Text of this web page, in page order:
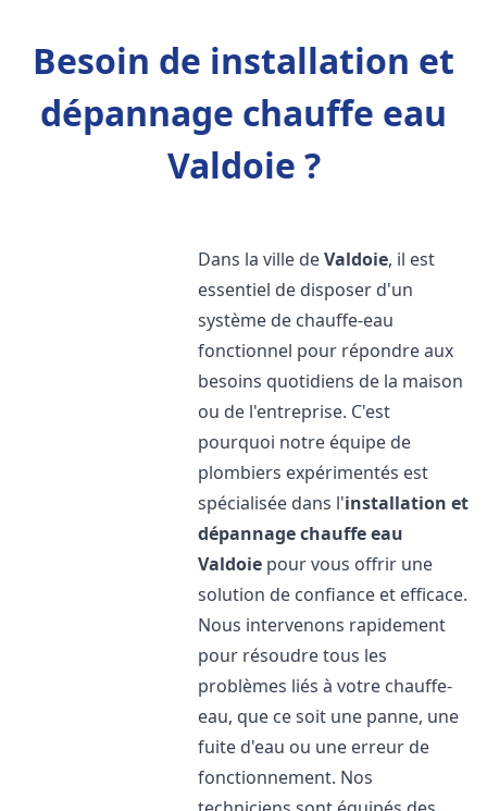
Besoin de installation et
dépannage chauffe eau
Valdoie ?
Dans la ville deValdoie, il est
essentiel de disposer d'un
système de chauffe-eau
fonctionnel pour répondre aux
besoins quotidiens de la maison
ou de l'entreprise. C'est
pourquoi notre équipe de
plombiers expérimentés est
spécialisée dans l'installation et
dépannage chauffe eau
Valdoie pour vous offrir une
solution de confiance et efficace.
Nous intervenons rapidement
pour résoudre tous les
problèmes liés à votre chauffe-
eau, que ce soit une panne, une
fuite d'eau ou une erreur de
fonctionnement. Nos